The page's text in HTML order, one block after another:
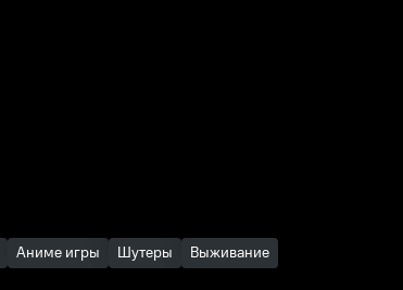
Аниме игры Шутеры Выживание